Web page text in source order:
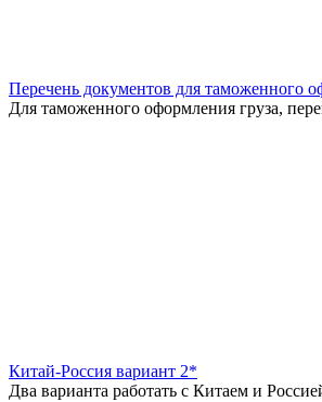
Перечень документов для таможенного
Для таможенного оформления груза,
Китай-Россия вариант 2*
Два варианта работать с Китаем и